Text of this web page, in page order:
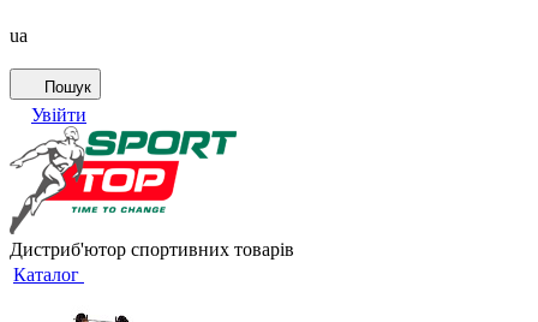
ua
Пошук
Увійти
Дистриб'ютор спортивних товарів
Каталог